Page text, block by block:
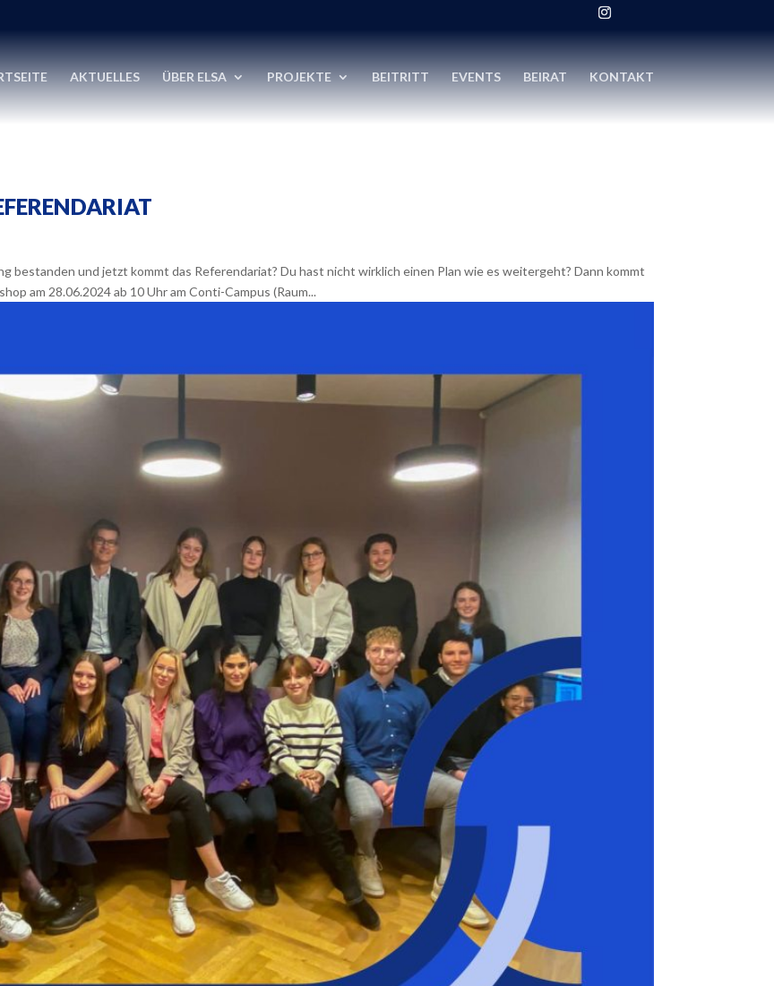
AKTUELLES ÜBER ELSA PROJEKTE BEITRITT EVENTS BEIRAT KONTAKT
bestanden und jetzt kommt das Referendariat? Du hast nicht wirklich einen Plan wie es weitergeht? Dann kommt
am 28.06.2024 ab 10 Uhr am Conti-Campus (Raum...